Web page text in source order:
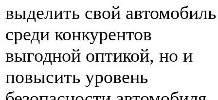
выделить свой автомобиль
среди конкурентов
выгодной оптикой, но и
повысить уровень